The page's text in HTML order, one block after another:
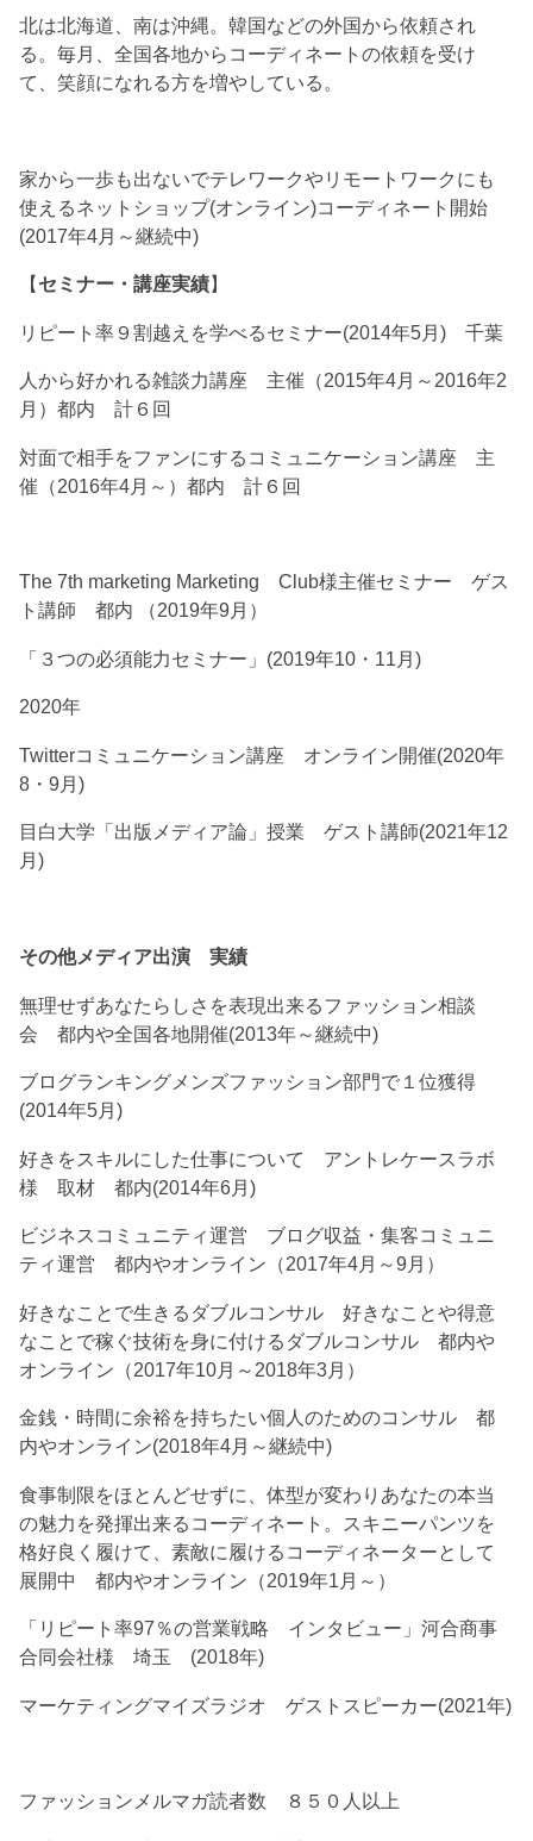
北は北海道、南は沖縄。韓国などの外国から依頼され
る。毎月、全国各地からコーディネートの依頼を受け
て、笑顔になれる方を増やしている。
家から一歩も出ないでテレワークやリモートワークにも
使えるネットショップ(オンライン)コーディネート開始
(2017年4月～継続中)
【セミナー・講座実績】
リピート率９割越えを学べるセミナー(2014年5月) 千葉
人から好かれる雑談力講座 主催（2015年4月～2016年2
月）都内 計６回
対面で相手をファンにするコミュニケーション講座 主
催（2016年4月～）都内 計６回
The 7th marketing Marketing Club様主催セミナー ゲス
ト講師 都内 （2019年9月）
「３つの必須能力セミナー」(2019年10・11月)
2020年
Twitterコミュニケーション講座 オンライン開催(2020年
8・9月)
目白大学「出版メディア論」授業 ゲスト講師(2021年12
月)
その他メディア出演 実績
無理せずあなたらしさを表現出来るファッション相談
会 都内や全国各地開催(2013年～継続中)
ブログランキングメンズファッション部門で１位獲得
(2014年5月)
好きをスキルにした仕事について アントレケースラボ
様 取材 都内(2014年6月)
ビジネスコミュニティ運営 ブログ収益・集客コミュニ
ティ運営 都内やオンライン（2017年4月～9月）
好きなことで生きるダブルコンサル 好きなことや得意
なことで稼ぐ技術を身に付けるダブルコンサル 都内や
オンライン（2017年10月～2018年3月）
金銭・時間に余裕を持ちたい個人のためのコンサル 都
内やオンライン(2018年4月～継続中)
食事制限をほとんどせずに、体型が変わりあなたの本当
の魅力を発揮出来るコーディネート。スキニーパンツを
格好良く履けて、素敵に履けるコーディネーターとして
展開中 都内やオンライン（2019年1月～）
「リピート率97％の営業戦略 インタビュー」河合商事
合同会社様 埼玉 (2018年)
マーケティングマイズラジオ ゲストスピーカー(2021年)
ファッションメルマガ読者数 ８５０人以上